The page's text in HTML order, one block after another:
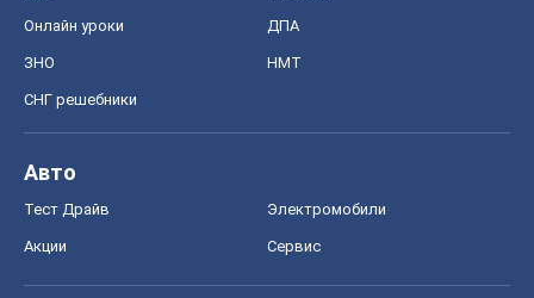
Онлайн уроки ДПА
ЗНО НМТ
СНГ решебники
Авто
Тест Драйв Электромобили
Акции Сервис